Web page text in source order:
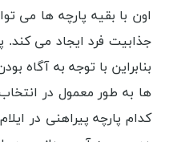
اون با بقیه پارچه ها می
جذابیت فرد ایجاد می
بنابراین با توجه به آگاه
ها به طور معمول در
کدام پارچه پیراهنی در